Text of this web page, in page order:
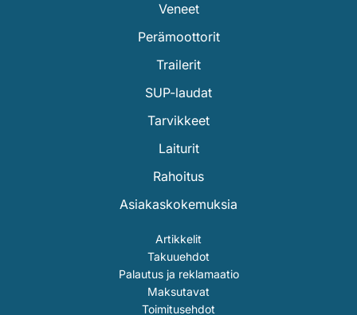
Veneet
Perämoottorit
Trailerit
SUP-laudat
Tarvikkeet
Laiturit
Rahoitus
Asiakaskokemuksia
Artikkelit
Takuuehdot
Palautus ja reklamaatio
Maksutavat
Toimitusehdot